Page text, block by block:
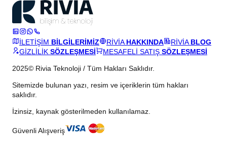
İLETİŞİM BİLGİLERİMİZ RİVİAHAKKINDA RİVİABLOG
GİZLİLİK SÖZLEŞMESİ MESAFELİ SATIŞ SÖZLEŞMESİ
2025© Rivia Teknoloji / Tüm Hakları Saklıdır.
Sitemizde bulunan yazı, resim ve içeriklerin tüm hakları
saklıdır.
İzinsiz, kaynak gösterilmeden kullanılamaz.
Güvenli Alışveriş